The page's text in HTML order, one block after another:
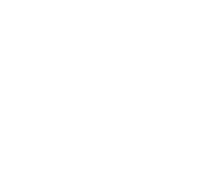
"wypisz się" znajdującego